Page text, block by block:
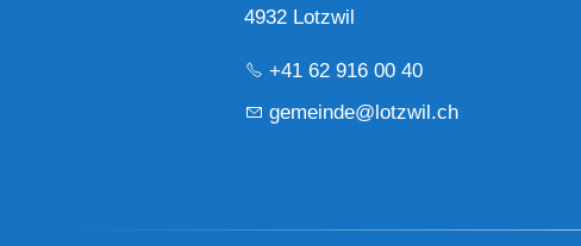
4932 Lotzwil
+41 62 916 00 40
g m nd tzw ch